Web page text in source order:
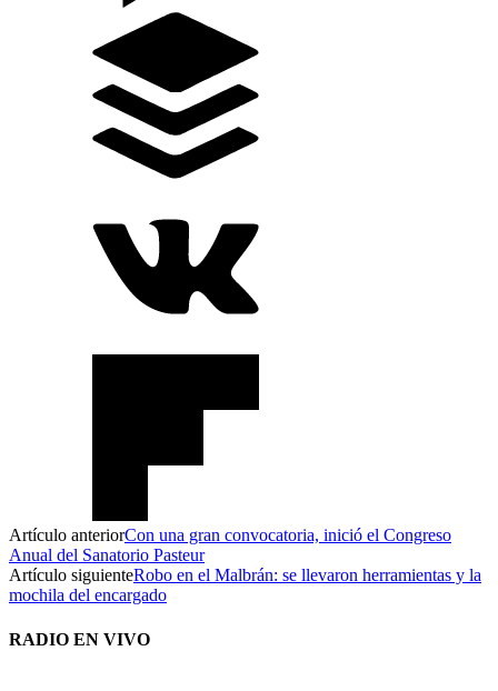
Artículo anteriorCon una gran convocatoria, inició el Congreso
Anual del Sanatorio Pasteur
Artículo siguienteRobo en el Malbrán: se llevaron herramientas y la
mochila del encargado
RADIO EN VIVO